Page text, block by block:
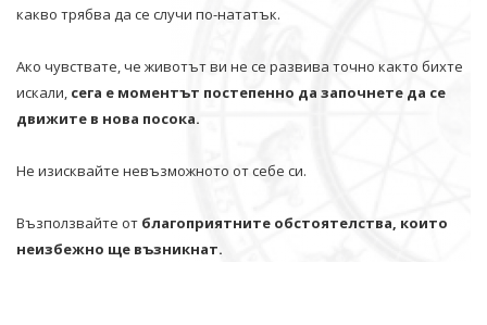
какво трябва да се случи по-нататък.
Ако чувствате, че животът ви не се развива точно както бихте
искали, сега е моментът постепенно да започнете да се
движите в нова посока.
Не изисквайте невъзможното от себе си.
Възползвайте от благоприятните обстоятелства, които
неизбежно ще възникнат.